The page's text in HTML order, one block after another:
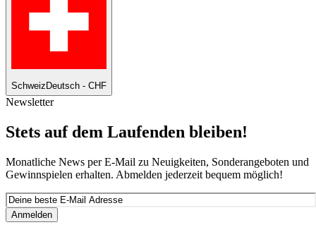
Schweiz Deutsch - CHF
Newsletter
Stets auf dem Laufenden bleiben!
Monatliche News per E-Mail zu Neuigkeiten, Sonderangeboten und
Gewinnspielen erhalten. Abmelden jederzeit bequem möglich!
Anmelden